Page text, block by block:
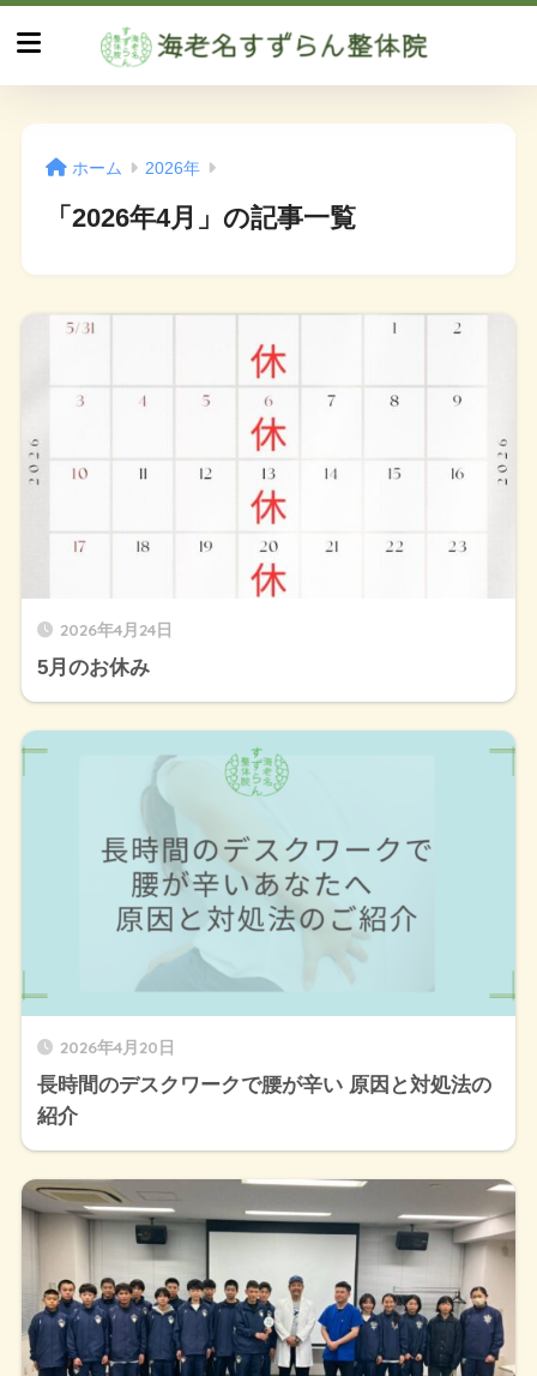
ホーム 2026年
「2026年4月」の記事一覧
2026年4月24日
5月のお休み
2026年4月20日
長時間のデスクワークで腰が辛い 原因と対処法の
紹介